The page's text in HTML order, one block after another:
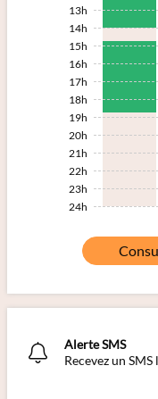
13h
14h
15h
16h
17h
18h
19h
20h
21h
22h
23h
24h
Alerte SMS
Recevez un